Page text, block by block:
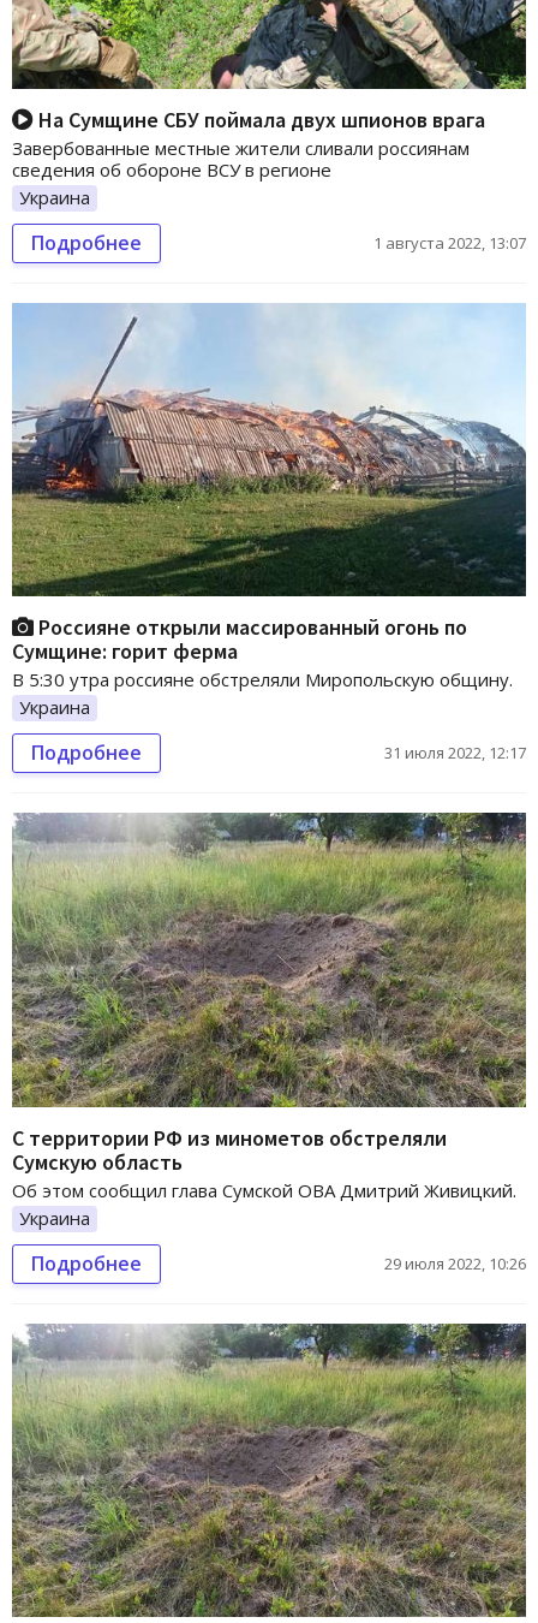
На Сумщине СБУ поймала двух шпионов врага
Завербованные местные жители сливали россиянам
сведения об обороне ВСУ в регионе
Украина
Подробнее 1 августа 2022, 13:07
Россияне открыли массированный огонь по
Сумщине: горит ферма
В 5:30 утра россияне обстреляли Миропольскую общину.
Украина
Подробнее 31 июля 2022, 12:17
С территории РФ из минометов обстреляли
Сумскую область
Об этом сообщил глава Сумской ОВА Дмитрий Живицкий.
Украина
Подробнее 29 июля 2022, 10:26